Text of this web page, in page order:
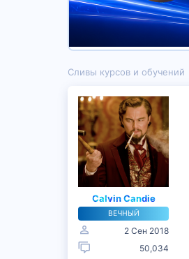
Сливы курсов и обучений
Calvin Candie
ВЕЧНЫЙ
2 Сен 2018
50,034